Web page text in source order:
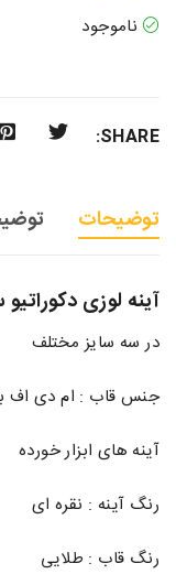
ناموجود
SHARE:
توضیحات
آینه لوزی
در سه سایز مختلف
جنس قاب : ام دی اف
آینه های ابزار خورده
رنگ آینه : نقره ای
رنگ قاب : طلایی